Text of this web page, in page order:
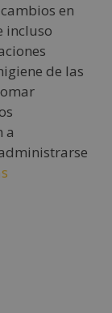
en
incluso
de las
a